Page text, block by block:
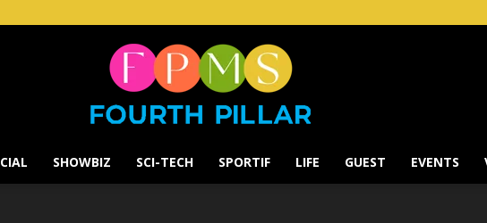
Fourth
SHOWBIZ SCI-TECH SPORTIF LIFE GUEST EVENTS